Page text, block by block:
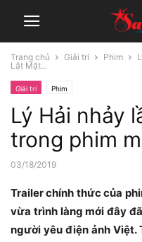
Trang chủ Giải trí Phim
Lật Mặt...
Giải trí Phim
Lý Hải nhảy
trong phim
03/18/2019
Trailer chính thức của
vừa trình làng mới đây
người yêu điện ảnh Việt.